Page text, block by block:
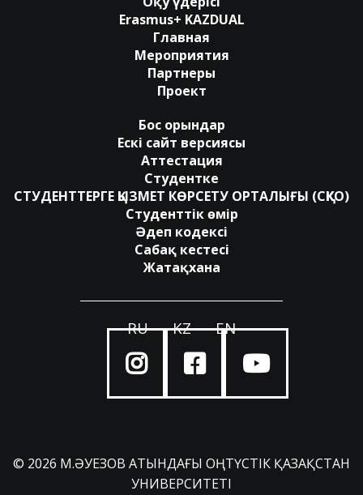
Erasmus+ KAZDUAL
Главная
Мероприятия
Партнеры
Проект
Бос орындар
Ескі сайт версиясы
Аттестация
Студентке
СТУДЕНТТЕРГЕ ҚЫЗМЕТ КӨРСЕТУ ОРТАЛЫҒЫ (СҚКО)
Студенттік өмір
Әдеп кодексі
Сабақ кестесі
Жатақхана
RU KZ EN
© 2026 М.ӘУЕЗОВ АТЫНДАҒЫ ОҢТҮСТІК ҚАЗАҚСТАН
УНИВЕРСИТЕТІ